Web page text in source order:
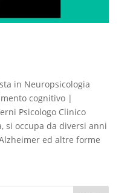
in Neuropsicologia
cognitivo |
Psicologo Clinico
si occupa da diversi anni
ed altre forme